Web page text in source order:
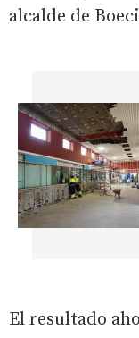
alcalde de
El resultado